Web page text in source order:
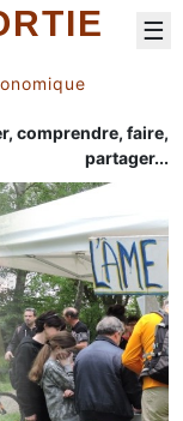
comprendre, faire,
partager...
☰